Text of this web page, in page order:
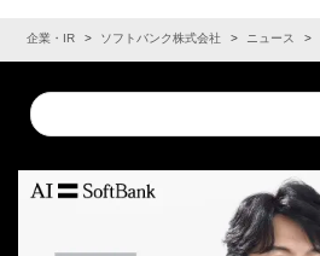
企業・IR ソフトバンク株式会社 ニュース
Conduct
a